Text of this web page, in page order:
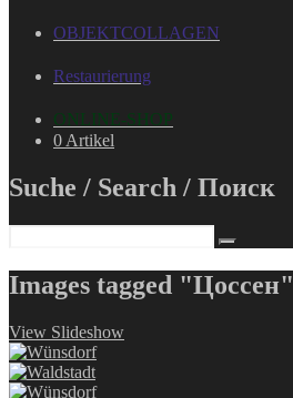
OBJEKTCOLLAGEN
Restaurierung
ONLINE-SHOP
0 Artikel
Suche / Search / Поиск
Images tagged "Цоссен"
View Slideshow